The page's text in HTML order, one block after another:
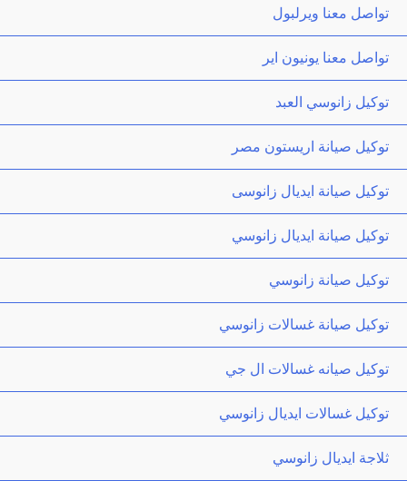
تواصل معنا ويرلبول
تواصل معنا يونيون اير
توكيل زانوسي العبد
توكيل صيانة اريستون مصر
توكيل صيانة ايديال زانوسى
توكيل صيانة ايديال زانوسي
توكيل صيانة زانوسي
توكيل صيانة غسالات زانوسي
توكيل صيانه غسالات ال جي
توكيل غسالات ايديال زانوسي
ثلاجة ايديال زانوسي